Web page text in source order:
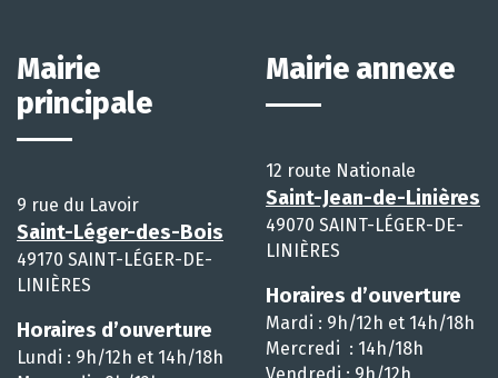
Mairie
principale
9 rue du Lavoir
Saint-Léger-des-Bois
49170 SAINT-LÉGER-DE-
LINIÈRES
Horaires d’ouverture
Lundi : 9h/12h et 14h/18h
Mairie annexe
12 route Nationale
Saint-Jean-de-Linières
49070 SAINT-LÉGER-DE-
LINIÈRES
Horaires d’ouverture
Mardi : 9h/12h et 14h/18h
Mercredi : 14h/18h